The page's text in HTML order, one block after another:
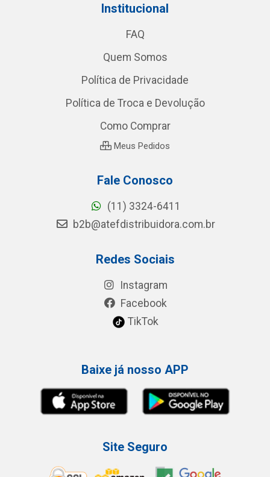
Institucional
FAQ
Quem Somos
Política de Privacidade
Política de Troca e Devolução
Como Comprar
Meus Pedidos
Fale Conosco
(11) 3324-6411
b2b@atefdistribuidora.com.br
Redes Sociais
Instagram
Facebook
TikTok
Baixe já nosso APP
Site Seguro